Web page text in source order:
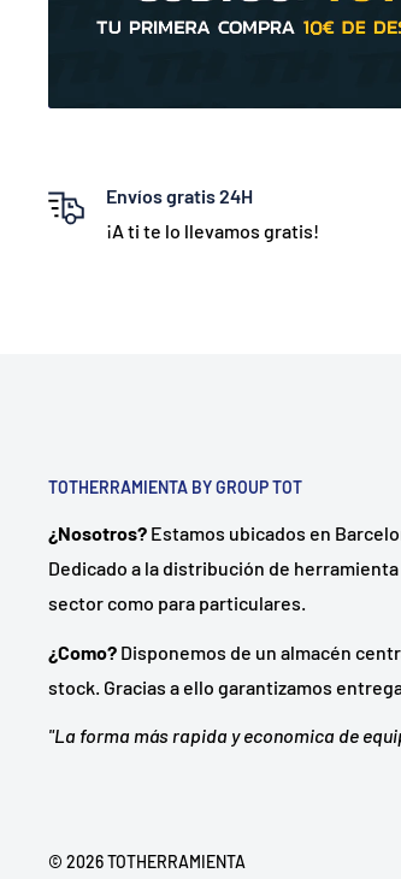
Envíos gratis 24H
¡A ti te lo llevamos gratis!
TOTHERRAMIENTA BY GROUP TOT
¿Nosotros? Estamos ubicados en
Dedicado a la distribución de
sector como para particulares.
¿Como? Disponemos de un almacén
stock. Gracias a ello garantizamos
"La forma más rapida y economica de
© 2026 TOTHERRAMIENTA